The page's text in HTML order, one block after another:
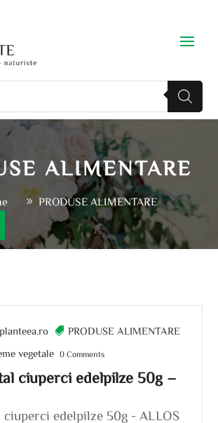
ALIMENTARE
PRODUSE ALIMENTARE
ciuperci edelpilze 50g –
planteea.ro PRODUSE ALIMENTARE
vegetale 0 Comments
ciuperci edelpilze 50g - ALLOS